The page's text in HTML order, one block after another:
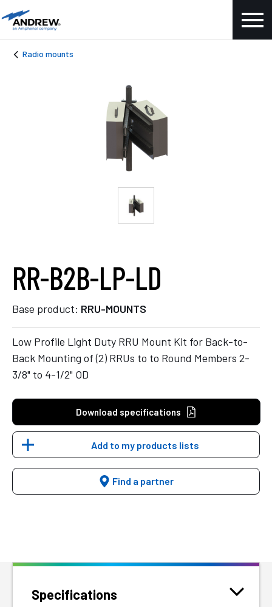
Radio mounts
RR-B2B-LP-LD
Base product: RRU-MOUNTS
Low Profile Light Duty RRU Mount Kit for Back-to-
Back Mounting of (2) RRUs to to Round Members 2-
3/8" to 4-1/2" OD
Download specifications
Add to my products lists
Find a partner
Specifications